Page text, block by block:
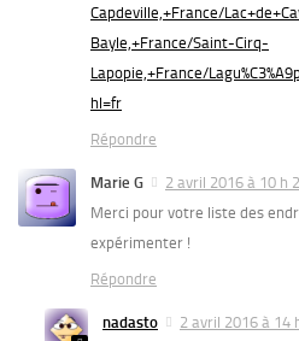
Capdeville,+France/
Bayle,+France/Saint-Cirq-
Lapopie,+France/
hl=fr
Répondre
Marie G
2 avril 2016 à 10 h
Merci pour votre liste des
expérimenter !
Répondre
nadasto
2 avril 2016 à 14